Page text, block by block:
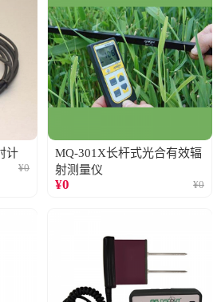
计
¥0
MQ-301X长杆式光合有效辐
射测量仪
¥0 ¥0